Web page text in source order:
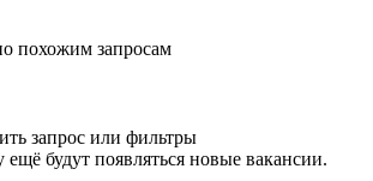
похожим запросам
запрос или фильтры
будут появляться новые вакансии.